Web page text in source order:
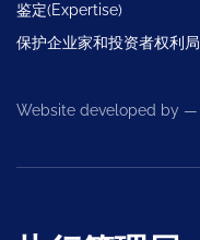
鉴定(Expertise)
保护企业家和投资者权利局
Website developed by —